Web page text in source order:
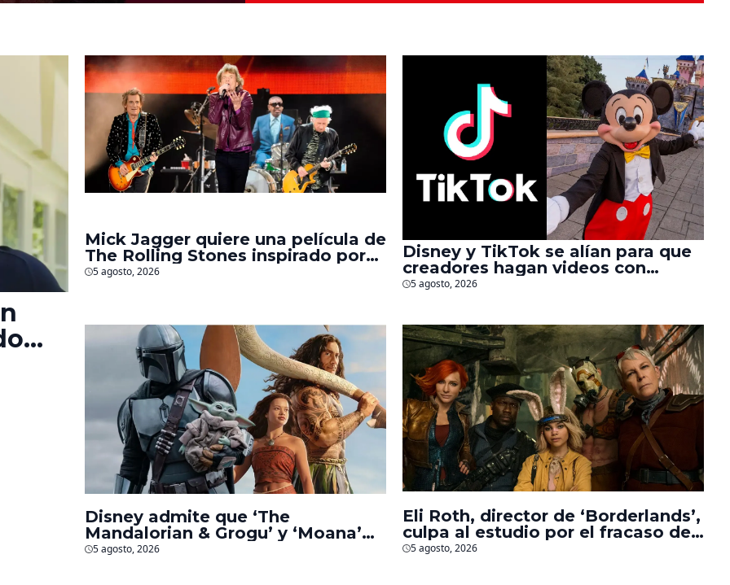
Mick Jagger quiere una película de
The Rolling Stones inspirado por
los biopics de The Beatles
5 agosto, 2026
Disney y TikTok se alían para que
creadores hagan videos con
personajes de Marvel, Pixar y ‘Star
5 agosto, 2026
Disney admite que ‘The
Mandalorian & Grogu’ y ‘Moana’
fueron decepciones en taquilla
5 agosto, 2026
Eli Roth, director de ‘Borderlands’,
culpa al estudio por el fracaso de
la película
5 agosto, 2026